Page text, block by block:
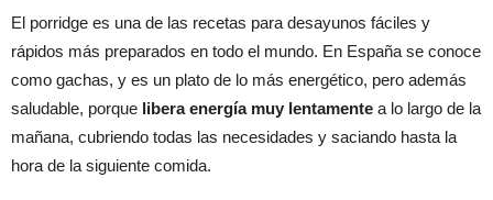
El porridge es una de las recetas para desayunos fáciles y
rápidos más preparados en todo el mundo. En España se conoce
como gachas, y es un plato de lo más energético, pero además
saludable, porque libera energía muy lentamente a lo largo de la
mañana, cubriendo todas las necesidades y saciando hasta la
hora de la siguiente comida.